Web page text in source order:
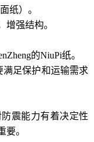
纸）。
增强结构。
的NiuPi纸。
足保护和运输需求
震能力有着决定性
要。